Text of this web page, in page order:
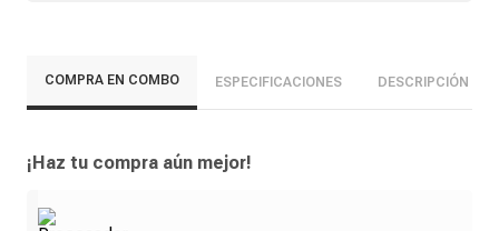
COMPRA EN COMBO ESPECIFICACIONES DESCRIPCIÓN
¡Haz tu compra aún mejor!